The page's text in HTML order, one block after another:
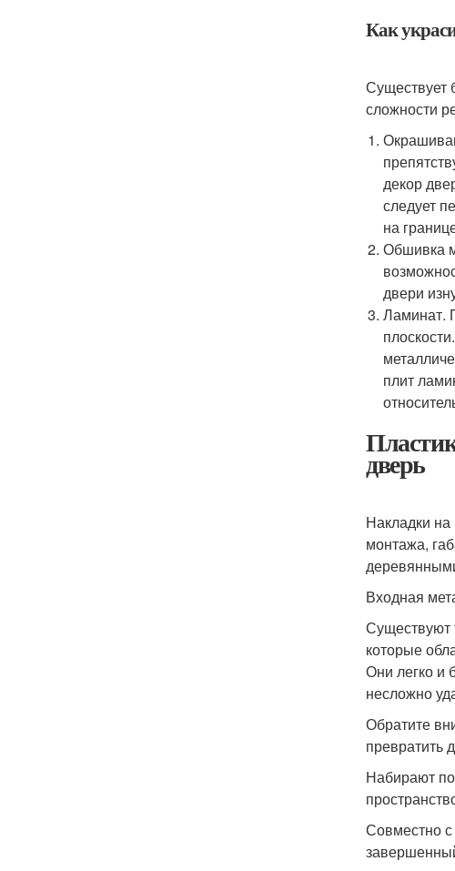
Как
Существует
сложности
декор
следует
на
Обшивка
двери
Ламинат.
плит
дверь
Накладки
монтажа,
Входная
Существуют
которые
Они легко и
несложно
Обратите
превратить
Набирают
Совместно с